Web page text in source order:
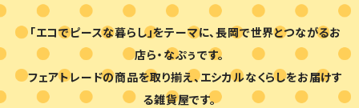
「エコでピースな暮らし」をテーマに、長岡で世界とつながるお
店ら・なぷぅです。
フェアトレードの商品を取り揃え、エシカルなくらしをお届けす
る雑貨屋です。